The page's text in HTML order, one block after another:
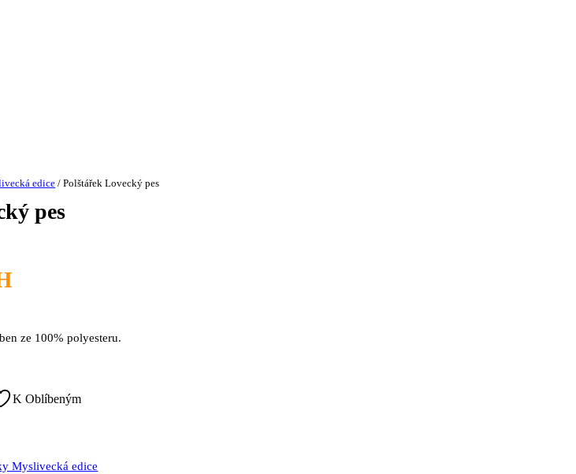
edice / Polštářek Lovecký pes
pes
ze 100% polyesteru.
K Oblíbeným
Myslivecká edice